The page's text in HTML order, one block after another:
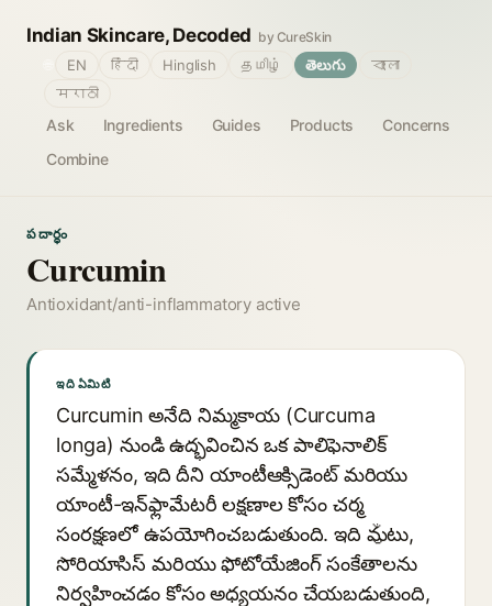
Indian Skincare, Decoded by CureSkin
Ask Ingredients Guides Products
Concerns
Combine
EN हिंदी Hinglish தமிழ் తెలుగు
বাংলা
मराठी
పదార్థం
Curcumin
Antioxidant/anti-inflammatory active
ఇది ఏమిటి
Curcumin అనేది నిమ్మకాయ (Curcuma
longa) నుండి ఉద్భవించిన ఒక పాలిఫెనాలిక్
సమ్మేళనం, ఇది దీని యాంటీఆక్సిడెంట్ మరియు
యాంటీ-ఇన్‌ఫ్లామేటరీ లక్షణాల కోసం చర్మ
సంరక్షణలో ఉపయోగించబడుతుంది. ఇది మुँటు,
సోరియాసిస్ మరియు ఫోటోయేజింగ్ సంకేతాలను
నిర్వహించడం కోసం అధ్యయనం చేయబడుతుంది,